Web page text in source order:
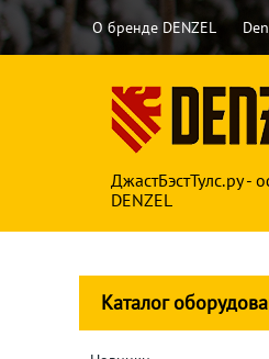
О бренде DENZEL
ДжастБэстТулс.ру -
DENZEL
Каталог